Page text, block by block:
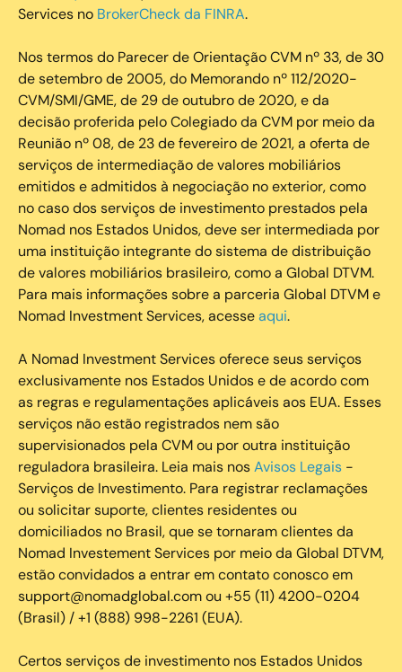
Services no BrokerCheck da FINRA.
Nos termos do Parecer de Orientação CVM nº 33, de 30
de setembro de 2005, do Memorando nº 112/2020-
CVM/SMI/GME, de 29 de outubro de 2020, e da
decisão proferida pelo Colegiado da CVM por meio da
Reunião nº 08, de 23 de fevereiro de 2021, a oferta de
serviços de intermediação de valores mobiliários
emitidos e admitidos à negociação no exterior, como
no caso dos serviços de investimento prestados pela
Nomad nos Estados Unidos, deve ser intermediada por
uma instituição integrante do sistema de distribuição
de valores mobiliários brasileiro, como a Global DTVM.
Para mais informações sobre a parceria Global DTVM e
Nomad Investment Services, acesseaqui.
A Nomad Investment Services oferece seus serviços
exclusivamente nos Estados Unidos e de acordo com
as regras e regulamentações aplicáveis aos EUA. Esses
serviços não estão registrados nem são
supervisionados pela CVM ou por outra instituição
reguladora brasileira. Leia mais nosAvisos Legais -
Serviços de Investimento. Para registrar reclamações
ou solicitar suporte, clientes residentes ou
domiciliados no Brasil, que se tornaram clientes da
Nomad Investement Services por meio da Global DTVM,
estão convidados a entrar em contato conosco em
support@nomadglobal.com ou +55 (11) 4200-0204
(Brasil) / +1 (888) 998-2261 (EUA).
Certos serviços de investimento nos Estados Unidos